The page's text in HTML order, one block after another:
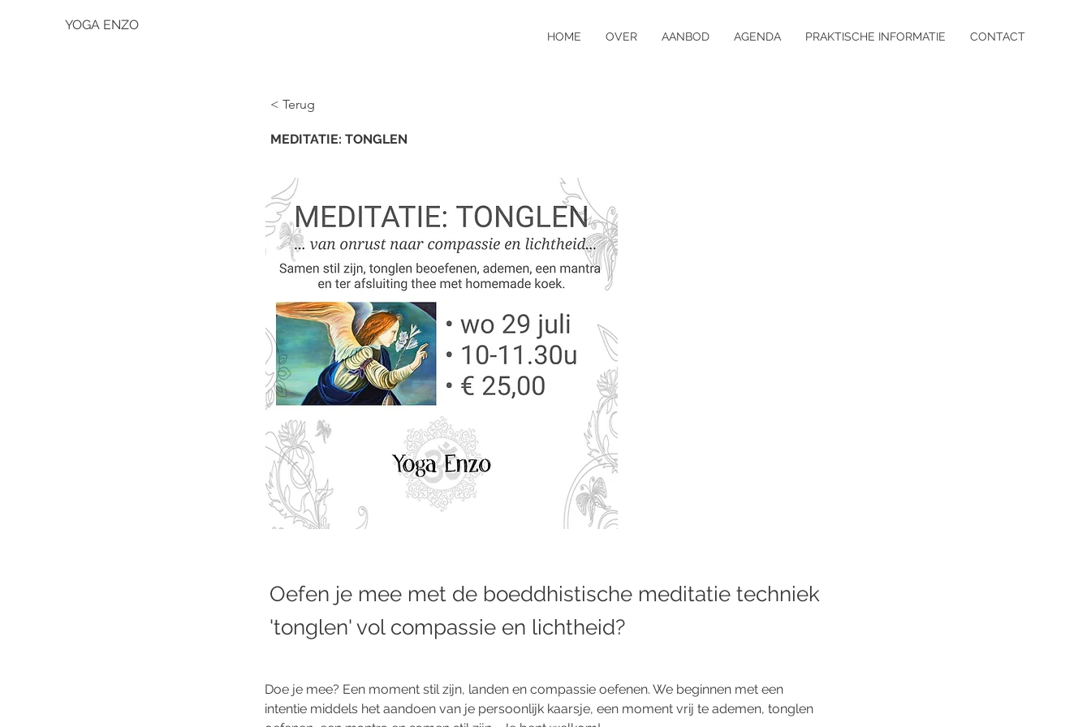
YOGA ENZO
HOME OVER AANBOD AGENDA PRAKTISCHE INFORMATIE CONTACT
< Terug
MEDITATIE: TONGLEN
Oefen je mee met de boeddhistische meditatie techniek
'tonglen' vol compassie en lichtheid?
Doe je mee? Een moment stil zijn, landen en compassie oefenen. We beginnen met een
intentie middels het aandoen van je persoonlijk kaarsje, een moment vrij te ademen, tonglen